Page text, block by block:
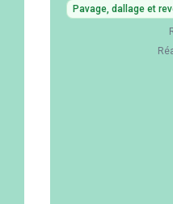
Pavage, dallage et